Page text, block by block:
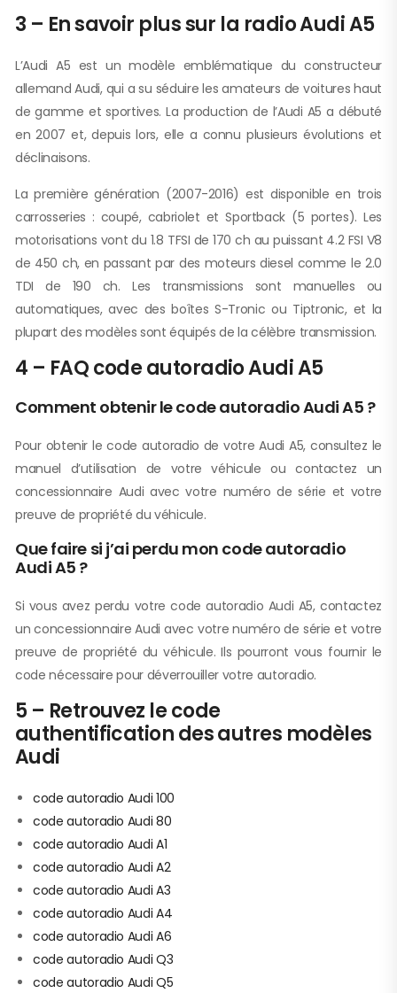
3 – En savoir plus sur la radio Audi A5
L’Audi A5 est un modèle emblématique du constructeur
allemand Audi, qui a su séduire les amateurs de voitures haut
de gamme et sportives. La production de l’Audi A5 a débuté
en 2007 et, depuis lors, elle a connu plusieurs évolutions et
déclinaisons.
La première génération (2007-2016) est disponible en trois
carrosseries : coupé, cabriolet et Sportback (5 portes). Les
motorisations vont du 1.8 TFSI de 170 ch au puissant 4.2 FSI V8
de 450 ch, en passant par des moteurs diesel comme le 2.0
TDI de 190 ch. Les transmissions sont manuelles ou
automatiques, avec des boîtes S-Tronic ou Tiptronic, et la
plupart des modèles sont équipés de la célèbre transmission.
4 – FAQ code autoradio Audi A5
Comment obtenir le code autoradio Audi A5 ?
Pour obtenir le code autoradio de votre Audi A5, consultez le
manuel d’utilisation de votre véhicule ou contactez un
concessionnaire Audi avec votre numéro de série et votre
preuve de propriété du véhicule.
Que faire si j’ai perdu mon code autoradio
Audi A5 ?
Si vous avez perdu votre code autoradio Audi A5, contactez
un concessionnaire Audi avec votre numéro de série et votre
preuve de propriété du véhicule. Ils pourront vous fournir le
code nécessaire pour déverrouiller votre autoradio.
5 – Retrouvez le code
authentification des autres modèles
Audi
code autoradio Audi 100
code autoradio Audi 80
code autoradio Audi A1
code autoradio Audi A2
code autoradio Audi A3
code autoradio Audi A4
code autoradio Audi A6
code autoradio Audi Q3
code autoradio Audi Q5